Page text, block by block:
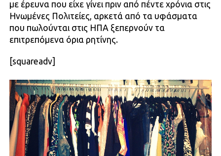
με έρευνα που είχε γίνει πριν από πέντε χρόνια στις
Ηνωμένες Πολιτείες, αρκετά από τα υφάσματα
που πωλούνται στις ΗΠΑ ξεπερνούν τα
επιτρεπόμενα όρια ρητίνης.
[squareadv]